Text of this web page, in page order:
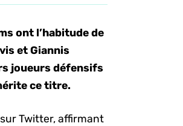
ont l’habitude de
et Giannis
joueurs défensifs
ce titre.
Twitter, affirmant